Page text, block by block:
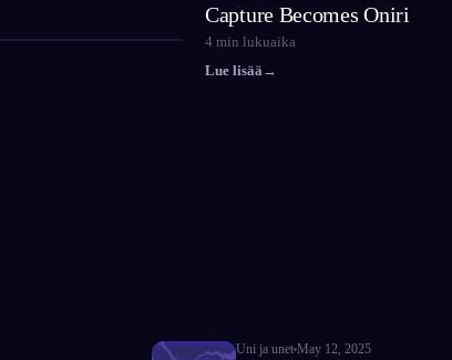
Capture Becomes Oniri
4 min lukuaika
Lue lisää →
Uni ja unet May 12, 2025